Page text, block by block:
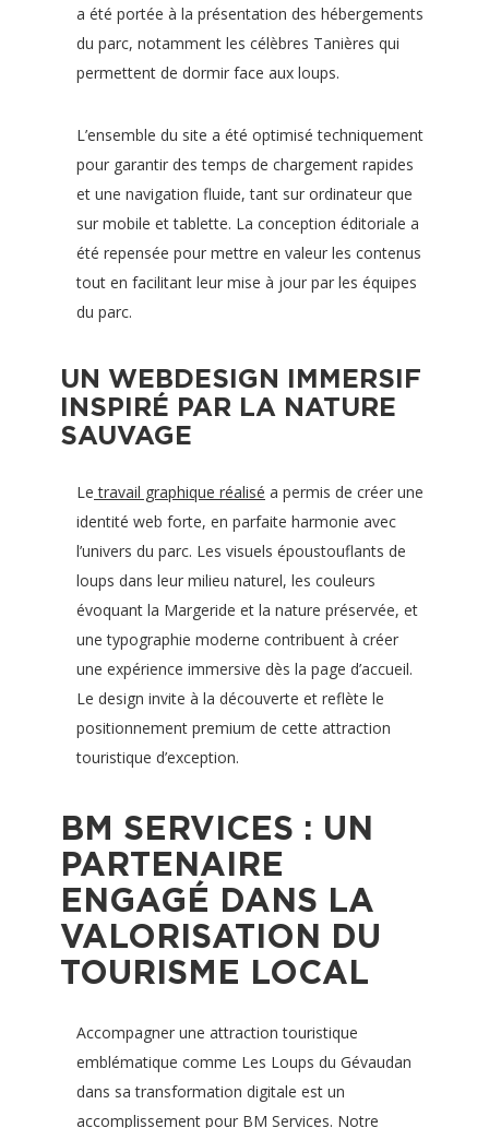
a été portée à la présentation des hébergements
du parc, notamment les célèbres Tanières qui
permettent de dormir face aux loups.
L’ensemble du site a été optimisé techniquement
pour garantir des temps de chargement rapides
et une navigation fluide, tant sur ordinateur que
sur mobile et tablette. La conception éditoriale a
été repensée pour mettre en valeur les contenus
tout en facilitant leur mise à jour par les équipes
du parc.
UN WEBDESIGN IMMERSIF
INSPIRÉ PAR LA NATURE
SAUVAGE
Le travail graphique réalisé a permis de créer une
identité web forte, en parfaite harmonie avec
l’univers du parc. Les visuels époustouflants de
loups dans leur milieu naturel, les couleurs
évoquant la Margeride et la nature préservée, et
une typographie moderne contribuent à créer
une expérience immersive dès la page d’accueil.
Le design invite à la découverte et reflète le
positionnement premium de cette attraction
touristique d’exception.
BM SERVICES : UN
PARTENAIRE
ENGAGÉ DANS LA
VALORISATION DU
TOURISME LOCAL
Accompagner une attraction touristique
emblématique comme Les Loups du Gévaudan
dans sa transformation digitale est un
accomplissement pour BM Services. Notre